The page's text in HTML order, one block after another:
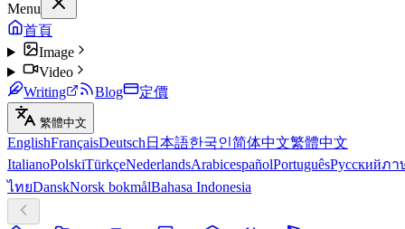
Menu
首頁
Image
Video
Writing
Blog 定價
繁體中文
EnglishFrançaisDeutsch 日本語한국인简体中文繁體中文
ItalianoPolskiTürkçeNederlandsArabicespañolPortuguêsРусскийภา
ไทยDanskNorsk bokmålBahasa Indonesia